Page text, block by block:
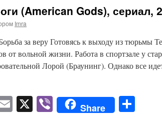
(American Gods), сериал,
Imra
за веру Готовясь к выходу из тюрьмы
от вольной жизни. Работа в спортзале у
Лорой (Браунинг). Однако все
Email
X ViberShare